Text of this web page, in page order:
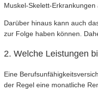
Muskel-Skelett-
Darüber hinaus kann auch
zur Folge haben können.
2. Welche Leistungen
Eine
der Regel eine monatliche